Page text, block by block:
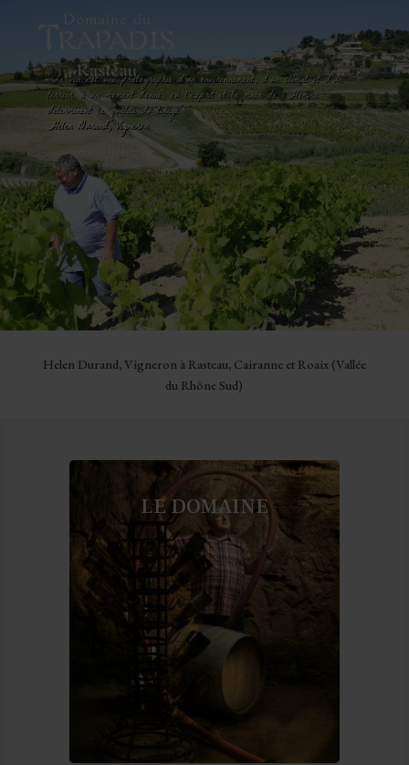
"Le vin est une photographie d’un environnement, d’un climat et d’un
terroir, à un moment donné, où l’esprit et la main de l’Homme
déterminent la qualité du tirage"
Helen Durand, Vigneron
Helen Durand, Vigneron à Rasteau, Cairanne et Roaix (Vallée
du Rhône Sud)
LE DOMAINE